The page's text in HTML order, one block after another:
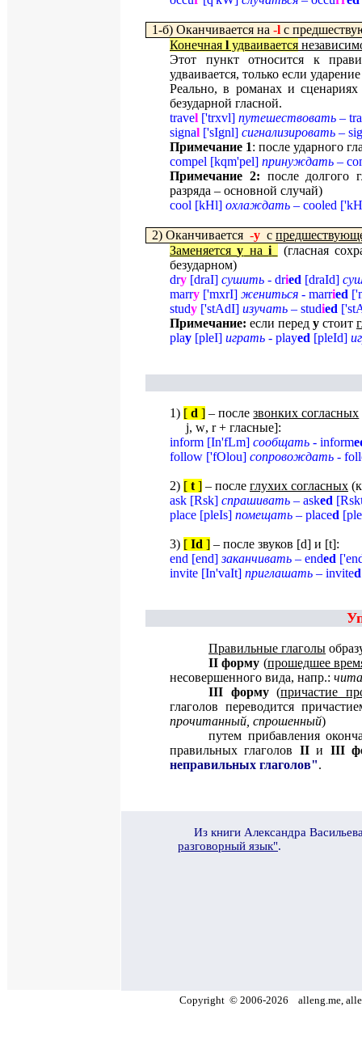
1-б) Оканчивается на-l с
Конечная l удваивается
Этот пункт относится к
удваивается, только если
Реально, в романах и
безударной гласной.
travel ['trxvl] путешествовать –
signal ['sIgnl] сигнализировать –
Примечание 1: после ударного
compel [kqm'pel] принуждать –
Примечание 2: после долгого
разряда – основной случай)
cool [kHl] охлаждать – cooled ['
2) Оканчивается-y с
Заменяетсяy наi
(гласная
безударном)
dry [draI] сушить - dried [draId]
marry ['mxrI] жениться - married ['
study ['stAdI] изучать – studied ['
Примечание: если перед y стоит
play [pleI] играть - played [pleId]
1) [ d ] – послезвонких согласных
j, w, r+ гласные]:
inform [In'fLm] сообщать - inform
follow ['fOlou] сопровождать -
2) [ t ] – после глухих согласных
ask [Rsk] спрашивать – asked [Rsk
place [pleIs] помещать – placed [
3) [ Id ] – после звуков [d] и [t]:
end [end]заканчивать – ended ['
invite [In'vaIt] приглашать – invited
Правильные глаголы
II форму (прошедшее
несовершенного вида, напр.:
III форму(причастие
глаголов переводится
прочитанный, спрошенный)
путем прибавления
правильных глаголов II и III
неправильных глаголов".
Из книги Александра
разговорный язык".
Copyright © 2006-2026 alleng.me,